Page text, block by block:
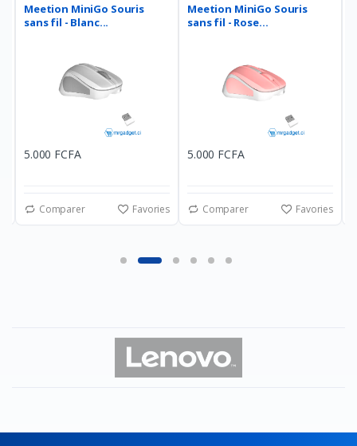
Meetion MiniGo Souris
sans fil - Blanc...
5.000 FCFA
Comparer Favories
Meetion MiniGo Souris
sans fil - Rose...
5.000 FCFA
Comparer Favories